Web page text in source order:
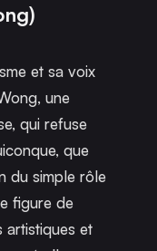
et sa voix
une
qui refuse
que
du simple rôle
figure de
artistiques et